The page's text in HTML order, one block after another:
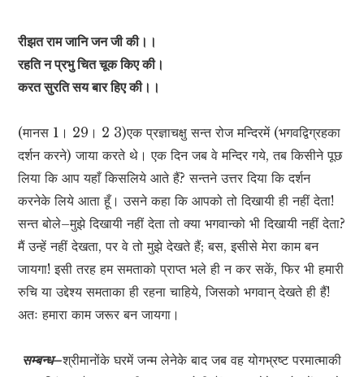
रीझत राम जानि जन जी की।।
रहति न प्रभु चित चूक किए की।
करत सुरति सय बार हिए की।।
(मानस 1। 29। 2 3)एक प्रज्ञाचक्षु सन्त रोज मन्दिरमें (भगवद्विग्रहका
दर्शन करने) जाया करते थे। एक दिन जब वे मन्दिर गये, तब किसीने पूछ
लिया कि आप यहाँ किसलिये आते हैं? सन्तने उत्तर दिया कि दर्शन
करनेके लिये आता हूँ। उसने कहा कि आपको तो दिखायी ही नहीं देता!
सन्त बोले–मुझे दिखायी नहीं देता तो क्या भगवान्को भी दिखायी नहीं देता?
मैं उन्हें नहीं देखता, पर वे तो मुझे देखते हैं; बस, इसीसे मेरा काम बन
जायगा! इसी तरह हम समताको प्राप्त भले ही न कर सकें, फिर भी हमारी
रुचि या उद्देश्य समताका ही रहना चाहिये, जिसको भगवान् देखते ही हैं!
अतः हमारा काम जरूर बन जायगा।
सम्बन्ध–श्रीमानोंके घरमें जन्म लेनेके बाद जब वह योगभ्रष्ट परमात्माकी